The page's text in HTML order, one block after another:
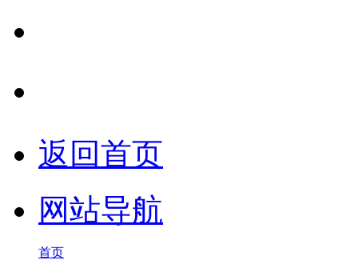
返回首页
网站导航
首页